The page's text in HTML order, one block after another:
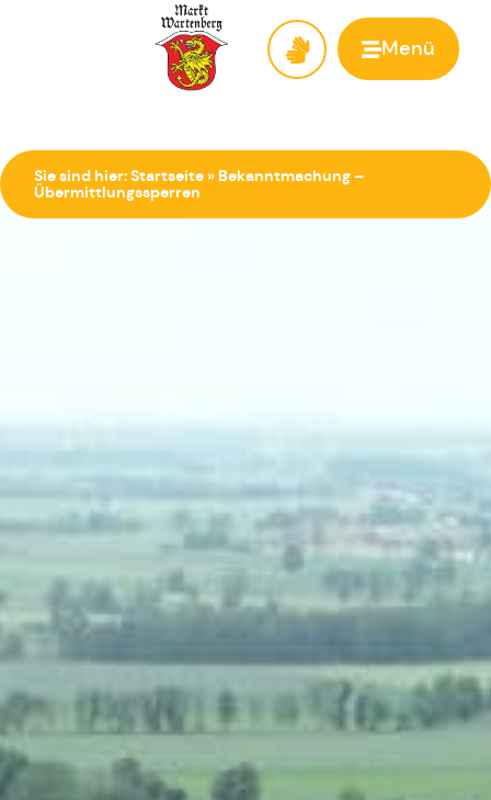
Menü
Sie sind hier:Startseite » Bekanntmachung –
Übermittlungssperren